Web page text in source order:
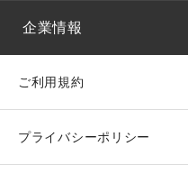
企業情報
ご利用規約
プライバシーポリシー